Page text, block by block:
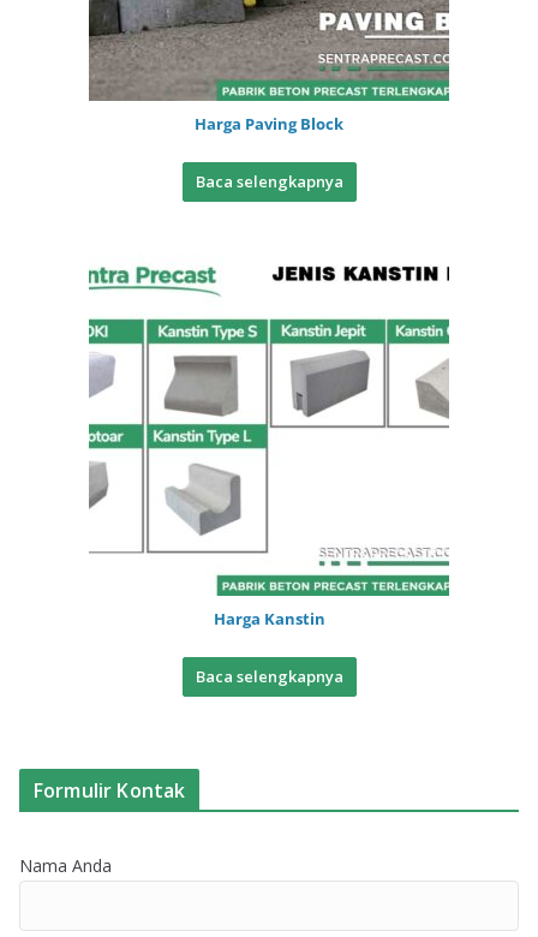
Harga Paving Block
Baca selengkapnya
Harga Kanstin
Baca selengkapnya
Formulir Kontak
Nama Anda